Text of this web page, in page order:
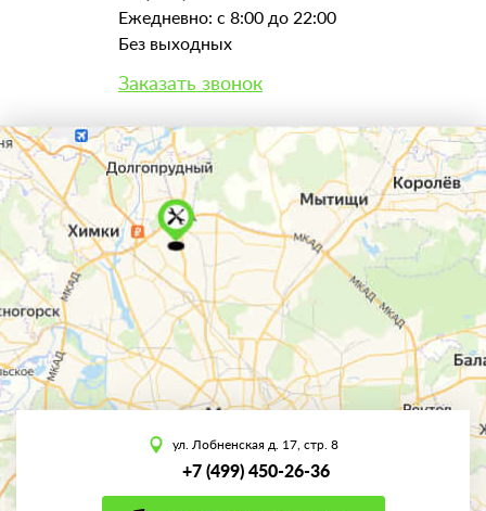
Ежедневно: с 8:00 до 22:00
Без выходных
Заказать звонок
ул. Лобненская д. 17, стр. 8
+7 (499) 450-26-36